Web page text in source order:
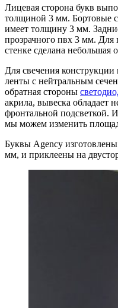
Лицевая сторона букв
толщиной 3 мм. Бортовые
имеет толщину 3 мм.
прозрачного пвх 3 мм. Для
стенке сделана
Для свечения конструкции
ленты с нейтральным
обратная стороны
акрила, вывеска обладает
фронтальной подсветкой.
мы можем изменить
Буквы Agency
мм, и приклеены на